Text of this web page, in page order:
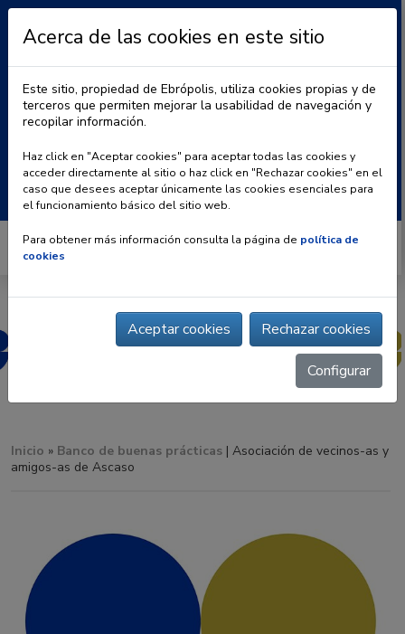
BLOG | CONTACTO
Buscar:
Inicio » Banco de buenas prácticas | Asociación de vecinos-as y
amigos-as de Ascaso
Acerca de las cookies en este sitio
Este sitio, propiedad de Ebrópolis, utiliza cookies propias y de
terceros que permiten mejorar la usabilidad de navegación y
recopilar información.
Haz click en "Aceptar cookies" para aceptar todas las cookies y
acceder directamente al sitio o haz click en "Rechazar cookies" en el
caso que desees aceptar únicamente las cookies esenciales para
el funcionamiento básico del sitio web.
Para obtener más información consulta la página de política de
cookies
Aceptar cookies Rechazar cookies
Configurar